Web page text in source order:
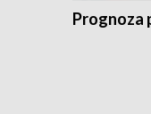
Prognoza